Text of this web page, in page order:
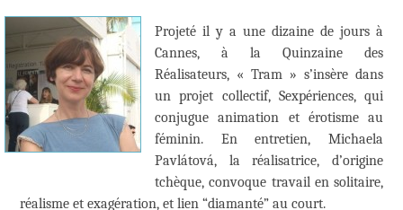
Projeté il y a une dizaine de jours à
Cannes, à la Quinzaine des
Réalisateurs, « Tram » s’insère dans
un projet collectif, Sexpériences, qui
conjugue animation et érotisme au
féminin. En entretien, Michaela
Pavlátová, la réalisatrice, d’origine
tchèque, convoque travail en solitaire,
réalisme et exagération, et lien “diamanté” au court.